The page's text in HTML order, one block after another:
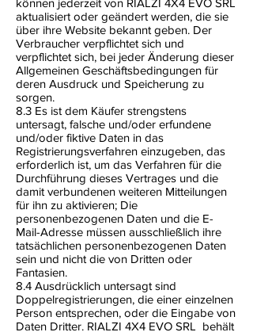
können jederzeit von RIALZI 4X4 EVO SRL
aktualisiert oder geändert werden, die sie
über ihre Website bekannt geben. Der
Verbraucher verpflichtet sich und
verpflichtet sich, bei jeder Änderung dieser
Allgemeinen Geschäftsbedingungen für
deren Ausdruck und Speicherung zu
sorgen.
8.3 Es ist dem Käufer strengstens
untersagt, falsche und/oder erfundene
und/oder fiktive Daten in das
Registrierungsverfahren einzugeben, das
erforderlich ist, um das Verfahren für die
Durchführung dieses Vertrages und die
damit verbundenen weiteren Mitteilungen
für ihn zu aktivieren; Die
personenbezogenen Daten und die E-
Mail-Adresse müssen ausschließlich ihre
tatsächlichen personenbezogenen Daten
sein und nicht die von Dritten oder
Fantasien.
8.4 Ausdrücklich untersagt sind
Doppelregistrierungen, die einer einzelnen
Person entsprechen, oder die Eingabe von
Daten Dritter. RIALZI 4X4 EVO SRL behält